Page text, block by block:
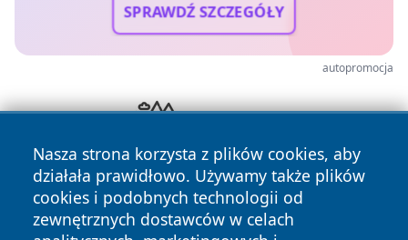
SPRAWDŹ SZCZEGÓŁY
autopromocja
Nasza strona korzysta z plików cookies, aby
działała prawidłowo. Używamy także plików
cookies i podobnych technologii od
zewnętrznych dostawców w celach